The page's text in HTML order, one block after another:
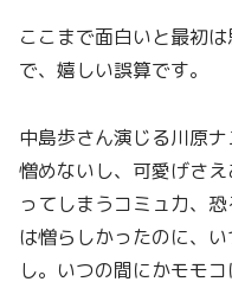
ここまで面白いと最初
で、嬉しい誤算です。
中島歩さん演じる川原
憎めないし、可愛げさ
ってしまうコミュ力、
は憎らしかったのに、
し。いつの間にかモモ